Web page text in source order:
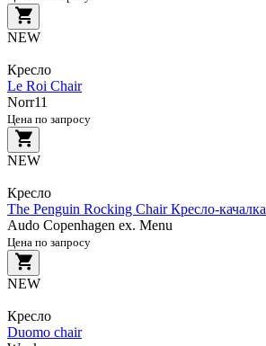
NEW
Кресло
Le Roi Chair
Norr11
Цена по запросу
NEW
Кресло
The Penguin Rocking Chair Кресло-качалка
Audo Copenhagen ex. Menu
Цена по запросу
NEW
Кресло
Duomo chair